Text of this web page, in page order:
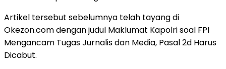
Artikel tersebut sebelumnya telah tayang di
Okezon.com dengan judul Maklumat Kapolri soal FPI
Mengancam Tugas Jurnalis dan Media, Pasal 2d Harus
Dicabut.